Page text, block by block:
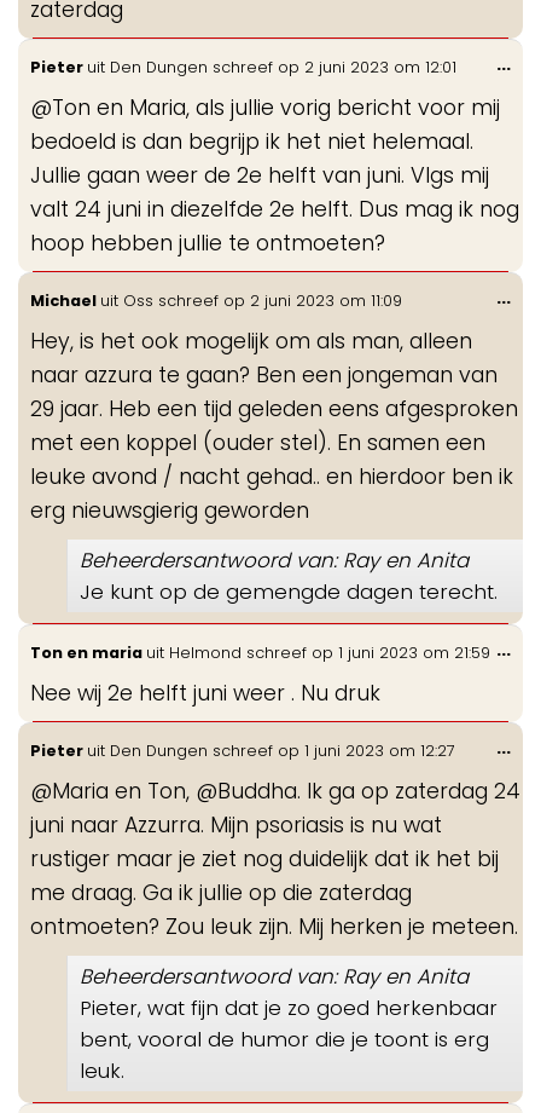
zaterdag
Pieter uit Den Dungen schreef op 2 juni 2023 om 12:01
@Ton en Maria, als jullie vorig bericht voor mij
bedoeld is dan begrijp ik het niet helemaal.
Jullie gaan weer de 2e helft van juni. Vlgs mij
valt 24 juni in diezelfde 2e helft. Dus mag ik nog
hoop hebben jullie te ontmoeten?
...
Michael uit Oss schreef op 2 juni 2023 om 11:09
Hey, is het ook mogelijk om als man, alleen
naar azzura te gaan? Ben een jongeman van
29 jaar. Heb een tijd geleden eens afgesproken
met een koppel (ouder stel). En samen een
leuke avond / nacht gehad.. en hierdoor ben ik
erg nieuwsgierig geworden
Beheerdersantwoord van: Ray en Anita
Je kunt op de gemengde dagen terecht.
...
Ton en maria uit Helmond schreef op 1 juni 2023 om 21:59
Nee wij 2e helft juni weer . Nu druk
...
Pieter uit Den Dungen schreef op 1 juni 2023 om 12:27
@Maria en Ton, @Buddha. Ik ga op zaterdag 24
juni naar Azzurra. Mijn psoriasis is nu wat
rustiger maar je ziet nog duidelijk dat ik het bij
me draag. Ga ik jullie op die zaterdag
ontmoeten? Zou leuk zijn. Mij herken je meteen.
Beheerdersantwoord van: Ray en Anita
Pieter, wat fijn dat je zo goed herkenbaar
bent, vooral de humor die je toont is erg
leuk.
...